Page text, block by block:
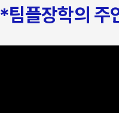
팀플장학의 주